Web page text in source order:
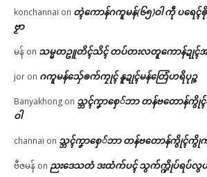
konchannai on တ္ၚဲကောန်ဂကူမန်(၆၅)ဝါ ကဵု ပရ
ဗၟာ
မန် on သမ္မတဥူတိၚ်သိၚ် တပ်တးလတူကောန်ဍုၚ်
jor on ဂကူမန်​သှ်ေၜက်ကၠုၚ် နူဍုၚ်မန်တြေံဟရိပုဉ္ဇ
Banyakhong on သ္ဘၚ်ကၞာစှေ်ဘာ တန်ဗတောန်ကွို
ဝါ
channai on သ္ဘၚ်ကၞာစှေ်ဘာ တန်ဗတောန်ကွိုၚ်ကွိုက်
ဗီဇမန် on ညးဒေသတံ ဒးထံက်ပၚ် သွက်က္ဍိုပ်ရပ်လွ